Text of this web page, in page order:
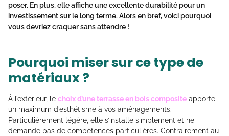
poser. En plus, elle affiche une excellente durabilité pour un
investissement sur le long terme. Alors en bref, voici pourquoi
vous devriez craquer sans attendre !
Pourquoi miser sur ce type de
matériaux ?
À l’extérieur, le choix d’une terrasse en bois composite apporte
un maximum d’esthétisme à vos aménagements.
Particulièrement légère, elle s’installe simplement et ne
demande pas de compétences particulières. Contrairement au